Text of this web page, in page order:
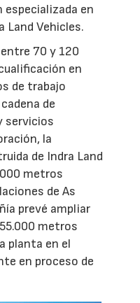
en
Land Vehicles.
70 y 120
en
de trabajo
de
servicios
la
de Indra Land
metros
de As
prevé ampliar
metros
planta en el
en proceso de